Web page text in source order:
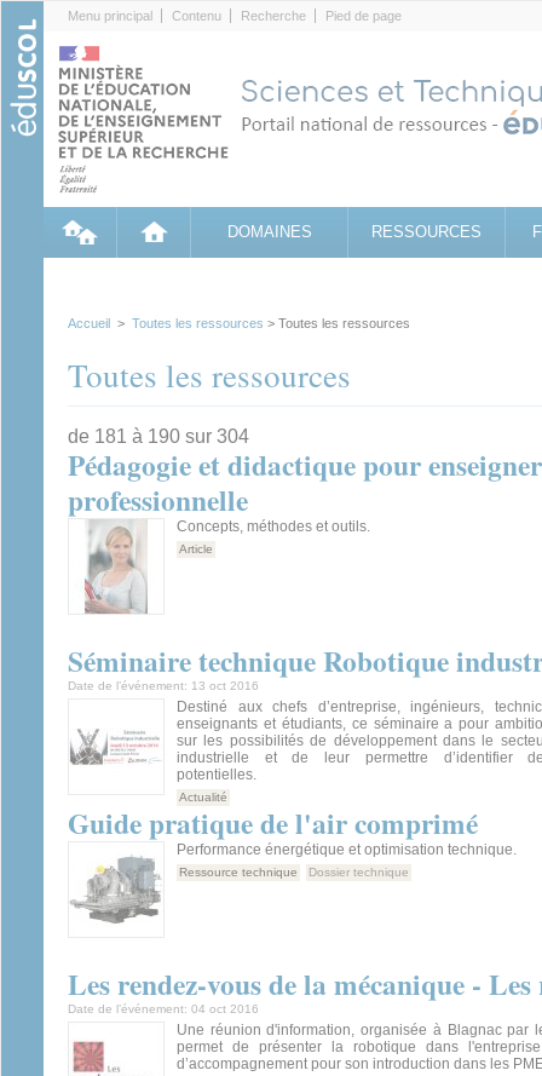
Menu principal Contenu Recherche Pied de page
DOMAINES RESSOURCES
Accueil > Toutes les ressources > Toutes les ressources
Toutes les ressources
de 181 à 190 sur 304
Pédagogie et didactique pour
professionnelle
Concepts, méthodes et outils.
Article
Séminaire technique Robotique
Date de l’événement: 13 oct 2016
Destiné aux chefs d’entreprise, ingénieurs,
enseignants et étudiants, ce séminaire a pour
sur les possibilités de développement dans le
industrielle et de leur permettre d’identifier
potentielles.
Actualité
Guide pratique de l'air comprimé
Performance énergétique et optimisation technique.
Ressource technique Dossier technique
Les rendez-vous de la mécanique -
Date de l’événement: 04 oct 2016
Une réunion d'information, organisée à Blagnac par
permet de présenter la robotique dans
d’accompagnement pour son introduction dans les